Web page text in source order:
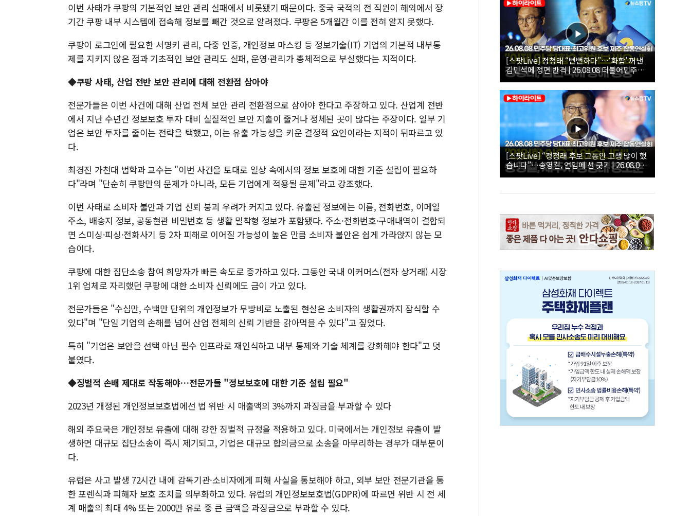
이번 사태가 쿠팡의 기본적인 보안 관리 실패에서 비롯됐기 때문이다. 중국 국적의 전 직원이 해외에서 장
기간 쿠팡 내부 시스템에 접속해 정보를 빼간 것으로 알려졌다. 쿠팡은 5개월간 이를 전혀 알지 못했다.
쿠팡이 로그인에 필요한 서명키 관리, 다중 인증, 개인정보 마스킹 등 정보기술(IT) 기업의 기본적 내부통
제를 지키지 않은 점과 기초적인 보안 관리도 실패, 운영·관리가 총체적으로 부실했다는 지적이다.
◆쿠팡 사태, 산업 전반 보안 관리에 대해 전환점 삼아야
전문가들은 이번 사건에 대해 산업 전체 보안 관리 전환점으로 삼아야 한다고 주장하고 있다. 산업계 전반
에서 지난 수년간 정보보호 투자 대비 실질적인 보안 지출이 줄거나 정체된 곳이 많다는 주장이다. 일부 기
업은 보안 투자를 줄이는 전략을 택했고, 이는 유출 가능성을 키운 결정적 요인이라는 지적이 뒤따르고 있
다.
최경진 가천대 법학과 교수는 "이번 사건을 토대로 일상 속에서의 정보 보호에 대한 기준 설립이 필요하
다"라며 "단순히 쿠팡만의 문제가 아니라, 모든 기업에게 적용될 문제"라고 강조했다.
이번 사태로 소비자 불안과 기업 신뢰 붕괴 우려가 커지고 있다. 유출된 정보에는 이름, 전화번호, 이메일
주소, 배송지 정보, 공동현관 비밀번호 등 생활 밀착형 정보가 포함됐다. 주소·전화번호·구매내역이 결합되
면 스미싱·피싱·전화사기 등 2차 피해로 이어질 가능성이 높은 만큼 소비자 불안은 쉽게 가라앉지 않는 모
습이다.
쿠팡에 대한 집단소송 참여 희망자가 빠른 속도로 증가하고 있다. 그동안 국내 이커머스(전자 상거래) 시장
1위 업체로 자리했던 쿠팡에 대한 소비자 신뢰에도 금이 가고 있다.
전문가들은 "수십만, 수백만 단위의 개인정보가 무방비로 노출된 현실은 소비자의 생활권까지 잠식할 수
있다"며 "단일 기업의 손해를 넘어 산업 전체의 신뢰 기반을 갉아먹을 수 있다"고 짚었다.
특히 "기업은 보안을 선택 아닌 필수 인프라로 재인식하고 내부 통제와 기술 체계를 강화해야 한다"고 덧
붙였다.
◆징벌적 손배 제대로 작동해야…전문가들 "정보보호에 대한 기준 설립 필요"
2023년 개정된 개인정보보호법에선 법 위반 시 매출액의 3%까지 과징금을 부과할 수 있다
해외 주요국은 개인정보 유출에 대해 강한 징벌적 규정을 적용하고 있다. 미국에서는 개인정보 유출이 발
생하면 대규모 집단소송이 즉시 제기되고, 기업은 대규모 합의금으로 소송을 마무리하는 경우가 대부분이
다.
유럽은 사고 발생 72시간 내에 감독기관·소비자에게 피해 사실을 통보해야 하고, 외부 보안 전문기관을 통
한 포렌식과 피해자 보호 조치를 의무화하고 있다. 유럽의 개인정보보호법(GDPR)에 따르면 위반 시 전 세
계 매출의 최대 4% 또는 2000만 유로 중 큰 금액을 과징금으로 부과할 수 있다.
[스팟Live] 정청래 “뻔뻔하다”…‘화합’ 꺼낸
김민석에 정면 반격 | 26.08.08 더불어민주당
당대표·최고위원 후보 제주 합동연설회
[스팟Live] “정청래 후보 그동안 고생 많이 했
습니다”…송영길, 연임에 선 긋기 | 26.08.08
더불어민주당 당대표·최고위원 후보 제주 합